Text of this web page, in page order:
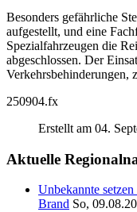
Besonders gefährliche
aufgestellt, und eine
Spezialfahrzeugen die
abgeschlossen. Der
Verkehrsbehinderungen,
250904.fx
Erstellt am 04.
Aktuelle
Unbekannte
Brand So,